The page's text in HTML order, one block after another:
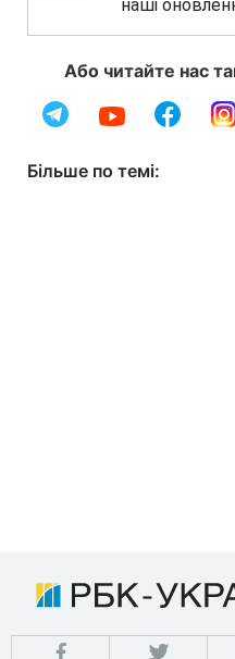
наші
Або читайте нас
Більше по темі: